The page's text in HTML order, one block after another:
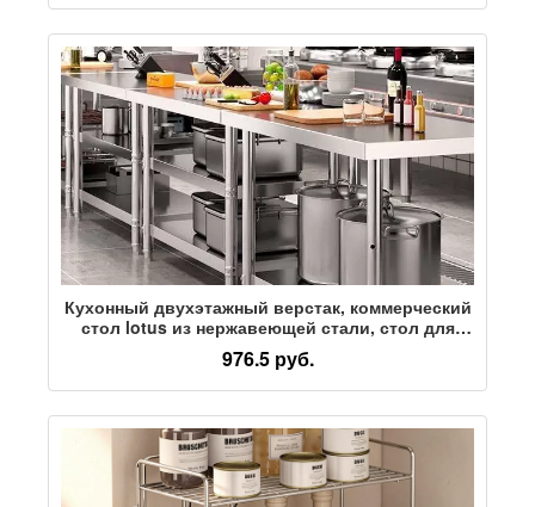
Кухонный двухэтажный верстак, коммерческий
стол lotus из нержавеющей стали, стол для
резки овощей, место для хранения кастрюль,
полка для плиты, верстак
976.5 руб.